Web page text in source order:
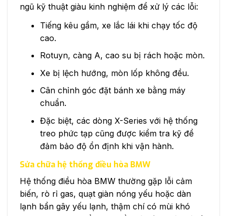
ngũ kỹ thuật giàu kinh nghiệm để xử lý các lỗi:
Tiếng kêu gầm, xe lắc lái khi chạy tốc độ
cao.
Rotuyn, càng A, cao su bị rách hoặc mòn.
Xe bị lệch hướng, mòn lốp không đều.
Cân chỉnh góc đặt bánh xe bằng máy
chuẩn.
Đặc biệt, các dòng X-Series với hệ thống
treo phức tạp cũng được kiểm tra kỹ để
đảm bảo độ ổn định khi vận hành.
Sửa chữa hệ thống điều hòa BMW
Hệ thống điều hòa BMW thường gặp lỗi cảm
biến, rò rỉ gas, quạt giàn nóng yếu hoặc dàn
lạnh bẩn gây yếu lạnh, thậm chí có mùi khó